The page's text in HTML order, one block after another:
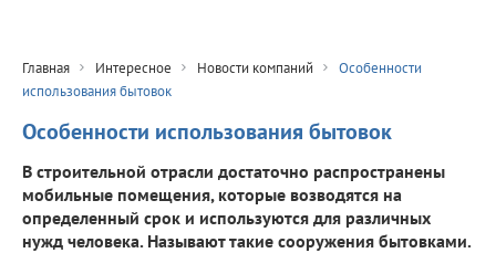
Главная Интересное Новости компаний
Особенности
использования бытовок
Особенности использования бытовок
В строительной отрасли достаточно распространены
мобильные помещения, которые возводятся на
определенный срок и используются для различных
нужд человека. Называют такие сооружения бытовками.